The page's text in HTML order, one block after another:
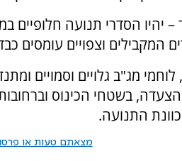
יהיו הסדרי תנועה חלופיים
המקבילים וצפויים עומסים
מג"ב גלויים וסמויים
הצעדה, בשטחי הכינוס
התנועה.
מצאתם טעות או